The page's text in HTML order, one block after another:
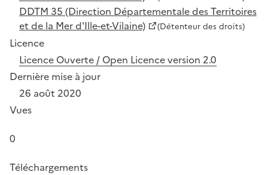
DDTM 35 (Direction Départementale des Territoires
et de la Mer d'Ille-et-Vilaine)
(Détenteur des droits)
Licence
Licence Ouverte / Open Licence version 2.0
Dernière mise à jour
26 août 2020
Vues
0
Téléchargements